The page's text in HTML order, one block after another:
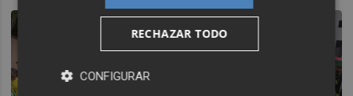
RECHAZAR TODO
CONFIGURAR